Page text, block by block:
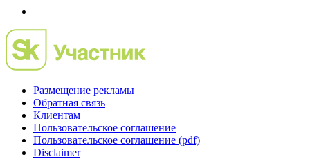
Размещение рекламы
Обратная связь
Клиентам
Пользовательское соглашение
Пользовательское соглашение (pdf)
Disclaimer